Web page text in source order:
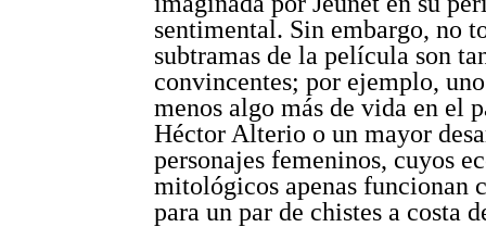
sentimental. Sin embargo, no
subtramas de la película son
convincentes; por ejemplo,
menos algo más de vida en el
Héctor Alterio o un mayor
personajes femeninos, cuyos
mitológicos apenas funcionan
para un par de chistes a costa